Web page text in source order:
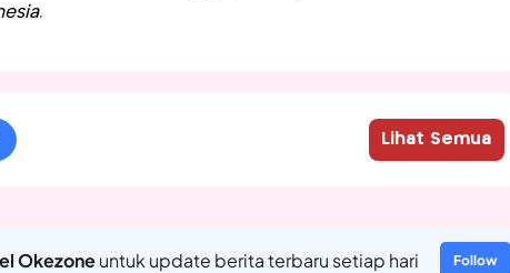
Lihat Semua
Okezoneuntuk update berita terbaru setiap hari Follow